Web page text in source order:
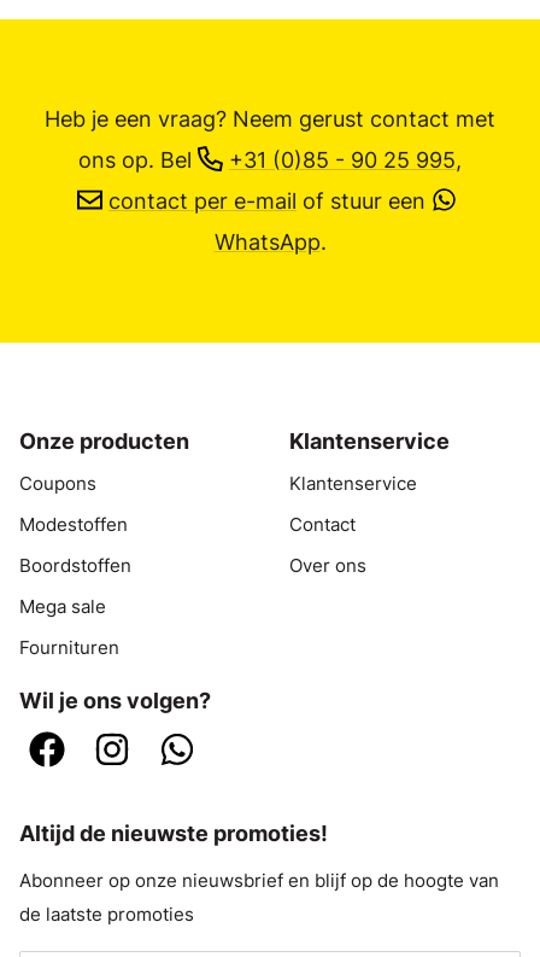
Heb je een vraag? Neem gerust contact met
ons op. Bel +31 (0)85 - 90 25 995,
contact per e-mail of stuur een
WhatsApp.
Onze producten
Coupons
Modestoffen
Boordstoffen
Mega sale
Fournituren
Klantenservice
Klantenservice
Contact
Over ons
Wil je ons volgen?
Altijd de nieuwste promoties!
Abonneer op onze nieuwsbrief en blijf op de hoogte van
de laatste promoties